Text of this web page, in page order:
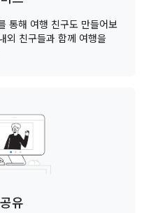
통해 여행 친구도 만들어보
외 친구들과 함께 여행을
유